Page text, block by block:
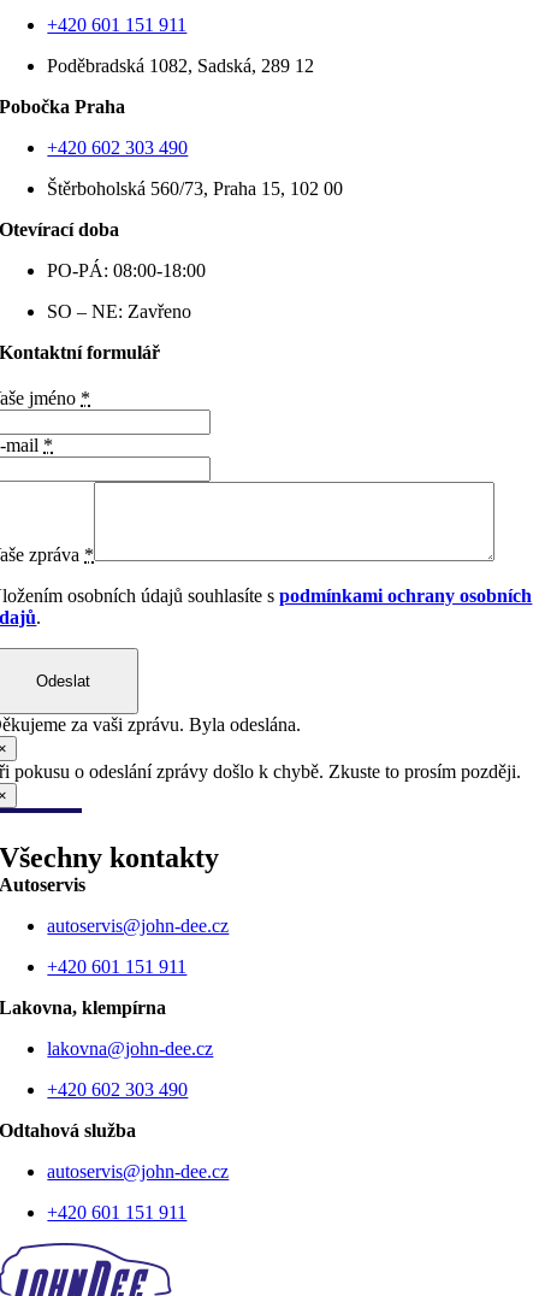
+420 601 151 911
Poděbradská 1082, Sadská, 289 12
Pobočka Praha
+420 602 303 490
Štěrboholská 560/73, Praha 15, 102 00
Otevírací doba
PO-PÁ: 08:00-18:00
SO – NE: Zavřeno
Kontaktní formulář
jméno *
mail *
zpráva *
osobních údajů souhlasíte spodmínkami ochrany osobních
.
Odeslat
za vaši zprávu. Byla odeslána.
pokusu o odeslání zprávy došlo k chybě. Zkuste to prosím později.
Všechny kontakty
Autoservis
autoservis@john-dee.cz
+420 601 151 911
Lakovna, klempírna
lakovna@john-dee.cz
+420 602 303 490
Odtahová služba
autoservis@john-dee.cz
+420 601 151 911